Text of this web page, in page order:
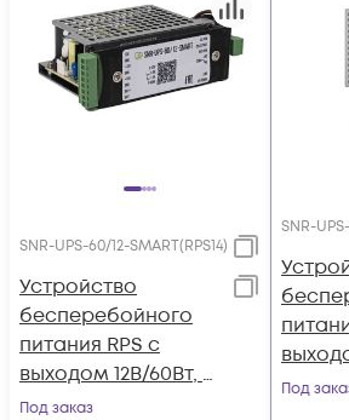
SNR-UPS-60/12-SMART(RPS14)
Устройство
бесперебойного
питания RPS с
выходом 12В/60Вт, с
функцией
Под заказ
SNR-
Под